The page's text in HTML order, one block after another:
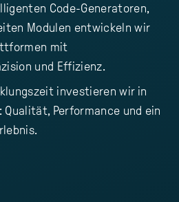
Code-Generatoren,
Modulen entwickeln wir
mit
und Effizienz.
investieren wir in
Performance und ein